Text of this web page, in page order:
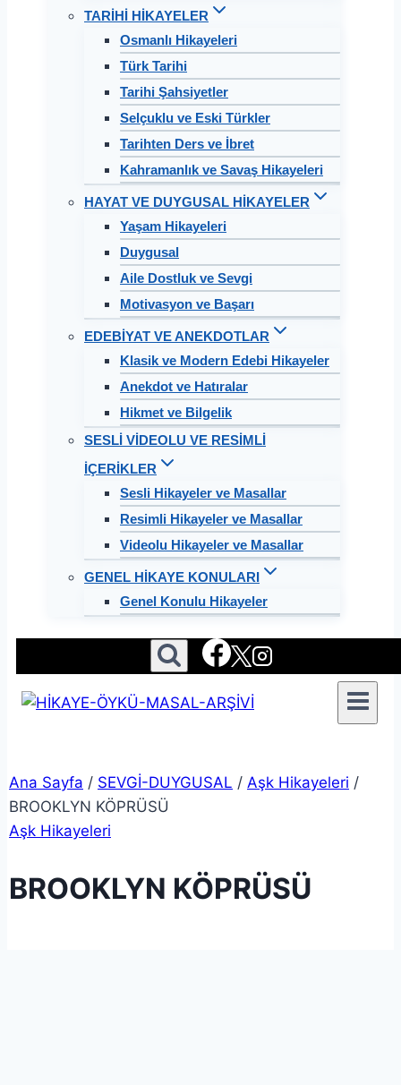
TARİHİ HİKAYELER
Osmanlı Hikayeleri
Türk Tarihi
Tarihi Şahsiyetler
Selçuklu ve Eski Türkler
Tarihten Ders ve İbret
Kahramanlık ve Savaş Hikayeleri
HAYAT VE DUYGUSAL HİKAYELER
Yaşam Hikayeleri
Duygusal
Aile Dostluk ve Sevgi
Motivasyon ve Başarı
EDEBİYAT VE ANEKDOTLAR
Klasik ve Modern Edebi Hikayeler
Anekdot ve Hatıralar
Hikmet ve Bilgelik
SESLİ VİDEOLU VE RESİMLİ
İÇERİKLER
Sesli Hikayeler ve Masallar
Resimli Hikayeler ve Masallar
Videolu Hikayeler ve Masallar
GENEL HİKAYE KONULARI
Genel Konulu Hikayeler
Ana Sayfa / SEVGİ-DUYGUSAL / Aşk Hikayeleri /
BROOKLYN KÖPRÜSÜ
Aşk Hikayeleri
BROOKLYN KÖPRÜSÜ